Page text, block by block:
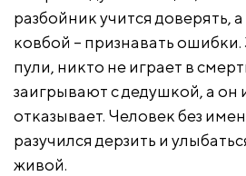
разбойник учится доверять,
ковбой – признавать ошибки.
пули, никто не играет в
заигрывают с дедушкой, а он
отказывает. Человек без
разучился дерзить и
живой.